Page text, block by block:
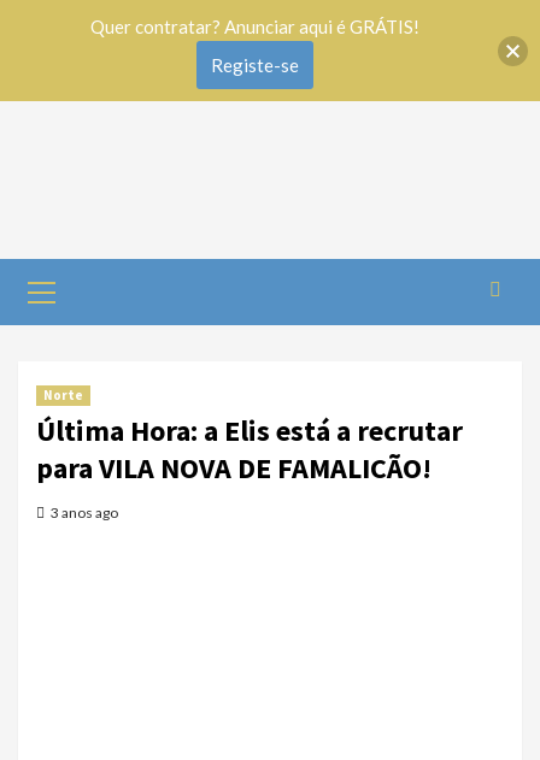
Norte
Última Hora: a Elis está a recrutar
para VILA NOVA DE FAMALICÃO!
3 anos ago
Quer contratar? Anunciar aqui é GRÁTIS!
Registe-se